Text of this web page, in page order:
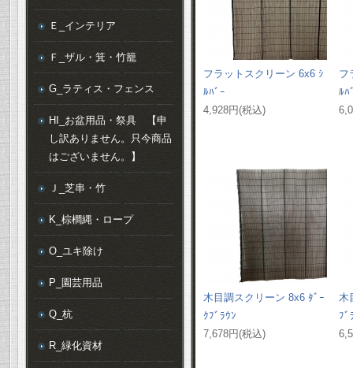
フラットスクリーン 6x6 ｼ
ﾙﾊﾞｰ
4,928円(税込)
フ
ﾙﾊ
木目調スクリーン 8x6 ﾀﾞｰ
ｸﾌﾞﾗｳﾝ
7,678円(税込)
木
ﾌﾞ
Ｅ_インテリア
Ｆ_ザル・箕・竹籠
G_ラティス・フェンス
HI_お盆用品・祭具 【申
し訳ありません。只今商品
はございません。】
Ｊ_芝串・竹
K_棕櫚縄・ロープ
O_ユキ除け
P_園芸用品
Q_杭
R_緑化資材